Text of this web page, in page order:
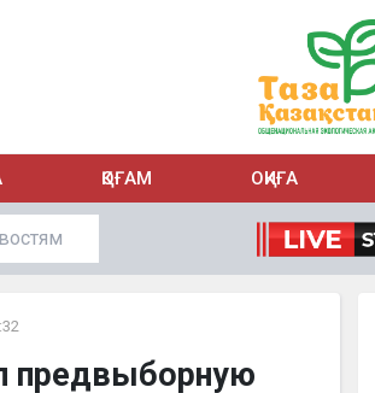
ҚОҒАМ ОҚИҒА
предвыборную